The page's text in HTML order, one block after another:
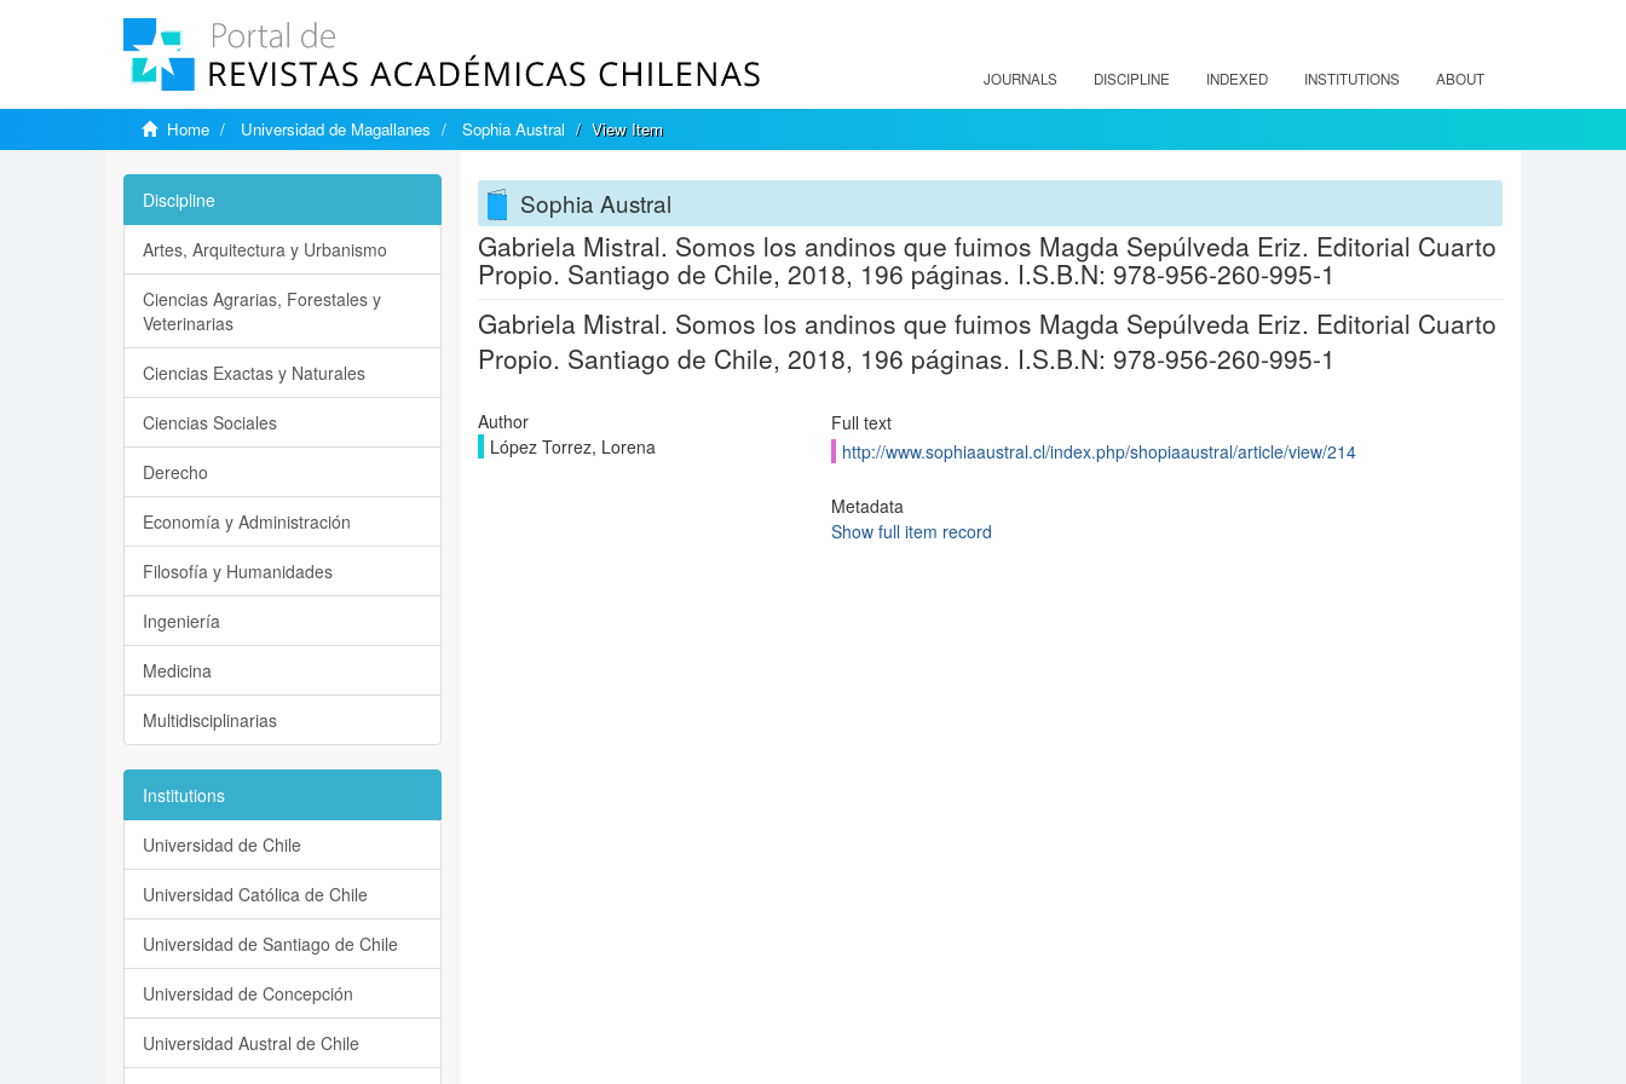
JOURNALS DISCIPLINE INDEXED INSTITUTIONS ABOUT
Home Universidad de Magallanes Sophia Austral View Item
Sophia Austral
Gabriela Mistral. Somos los andinos que fuimos Magda Sepúlveda Eriz. Editorial Cuarto
Propio. Santiago de Chile, 2018, 196 páginas. I.S.B.N: 978-956-260-995-1
Gabriela Mistral. Somos los andinos que fuimos Magda Sepúlveda Eriz. Editorial Cuarto
Propio. Santiago de Chile, 2018, 196 páginas. I.S.B.N: 978-956-260-995-1
Author
López Torrez, Lorena
Full text
http://www.sophiaaustral.cl/index.php/shopiaaustral/article/view/214
Metadata
Show full item record
Discipline
Artes, Arquitectura y Urbanismo
Ciencias Agrarias, Forestales y
Veterinarias
Ciencias Exactas y Naturales
Ciencias Sociales
Derecho
Economía y Administración
Filosofía y Humanidades
Ingeniería
Medicina
Multidisciplinarias
Institutions
Universidad de Chile
Universidad Católica de Chile
Universidad de Santiago de Chile
Universidad de Concepción
Universidad Austral de Chile